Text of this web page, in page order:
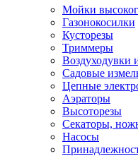
Мойки
Газонокосилки
Кусторезы
Триммеры
Воздуходувки
Садовые
Цепные
Аэраторы
Высоторезы
Секаторы,
Насосы